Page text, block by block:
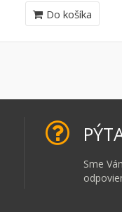
Do košíka
Sme